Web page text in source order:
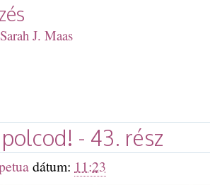
Sarah J. Maas
- 43. rész
dátum: 11:23